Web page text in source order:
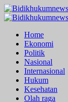
Skip
to
Primary
Home
Ekonomi
Politik
Nasional
Internasional
Hukum
Kesehatan
Olah raga